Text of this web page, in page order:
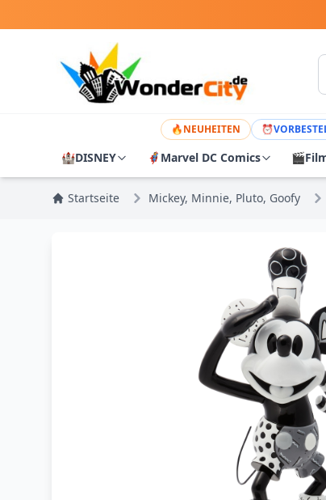
🔥NEUHEITEN ⏰
🏰DISNEY 🦸 Marvel DC Comics 🎬
Startseite Mickey, Minnie, Pluto, Goofy